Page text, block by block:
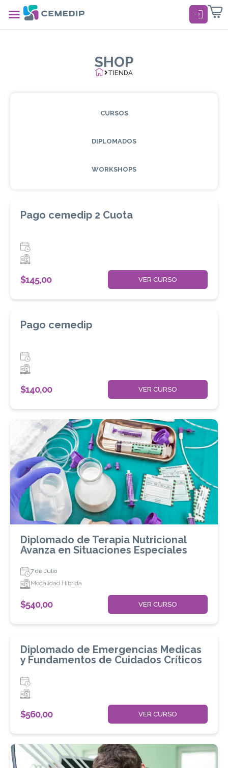
login
SHOP
TIENDA
CURSOS
DIPLOMADOS
WORKSHOPS
Pago cemedip 2 Cuota
$145,00 VER CURSO
Pago cemedip
$140,00 VER CURSO
Diplomado de Terapia Nutricional
Avanza en Situaciones Especiales
7 de Julio
Modalidad Híbrida
$540,00 VER CURSO
Diplomado de Emergencias Medicas
y Fundamentos de Cuidados Críticos
$560,00 VER CURSO